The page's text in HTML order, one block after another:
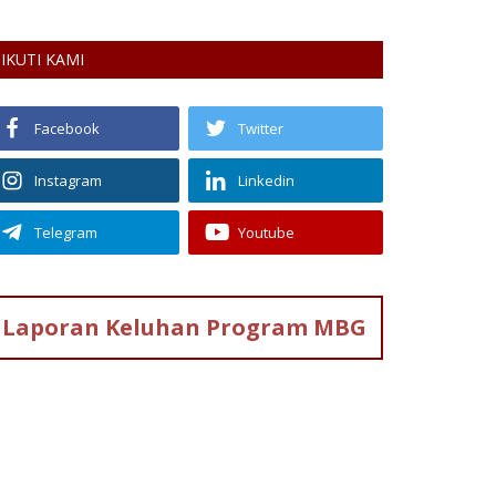
IKUTI KAMI
Facebook Twitter
Instagram Linkedin
Telegram Youtube
Laporan Keluhan Program MBG